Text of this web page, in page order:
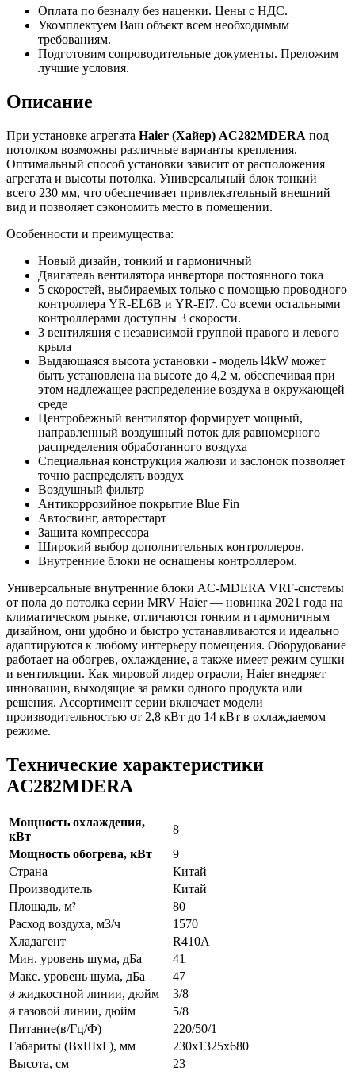
Оплата по безналу без наценки. Цены с НДС.
Укомплектуем Ваш объект всем необходимым
требованиям.
Подготовим сопроводительные документы. Преложим
лучшие условия.
Описание
При установке агрегата Haier (Хайер) AC282MDERA под
потолком возможны различные варианты крепления.
Оптимальный способ установки зависит от расположения
агрегата и высоты потолка. Универсальный блок тонкий
всего 230 мм, что обеспечивает привлекательный внешний
вид и позволяет сэкономить место в помещении.
Особенности и преимущества:
Новый дизайн, тонкий и гармоничный
Двигатель вентилятора инвертора постоянного тока
5 скоростей, выбираемых только с помощью проводного
контроллера YR-EL6B и YR-El7. Со всеми остальными
контроллерами доступны 3 скорости.
3 вентиляция с независимой группой правого и левого
крыла
Выдающаяся высота установки - модель l4kW может
быть установлена на высоте до 4,2 м, обеспечивая при
этом надлежащее распределение воздуха в окружающей
среде
Центробежный вентилятор формирует мощный,
направленный воздушный поток для равномерного
распределения обработанного воздуха
Специальная конструкция жалюзи и заслонок позволяет
точно распределять воздух
Воздушный фильтр
Антикоррозийное покрытие Blue Fin
Автосвинг, авторестарт
Защита компрессора
Широкий выбор дополнительных контроллеров.
Внутренние блоки не оснащены контроллером.
Универсальные внутренние блоки AC-MDERA VRF-системы
от пола до потолка серии MRV Haier — новинка 2021 года на
климатическом рынке, отличаются тонким и гармоничным
дизайном, они удобно и быстро устанавливаются и идеально
адаптируются к любому интерьеру помещения. Оборудование
работает на обогрев, охлаждение, а также имеет режим сушки
и вентиляции. Как мировой лидер отрасли, Haier внедряет
инновации, выходящие за рамки одного продукта или
решения. Ассортимент серии включает модели
производительностью от 2,8 кВт до 14 кВт в охлаждаемом
режиме.
Технические характеристики
AC282MDERA
Мощность охлаждения,
кВт
8
Мощность обогрева, кВт
9
Страна
Китай
Производитель
Китай
Площадь, м²
80
Расход воздуха, м3/ч
1570
Хладагент
R410A
Мин. уровень шума, дБа
41
Макс. уровень шума, дБа
47
ø жидкостной линии, дюйм
3/8
ø газовой линии, дюйм
5/8
Питание(в/Гц/Ф)
220/50/1
Габариты (ВxШxГ), мм
230х1325х680
Высота, см
23